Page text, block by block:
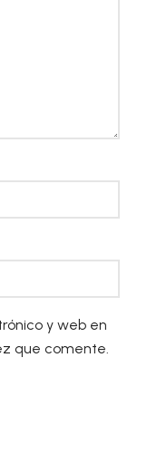
y web en
que comente.